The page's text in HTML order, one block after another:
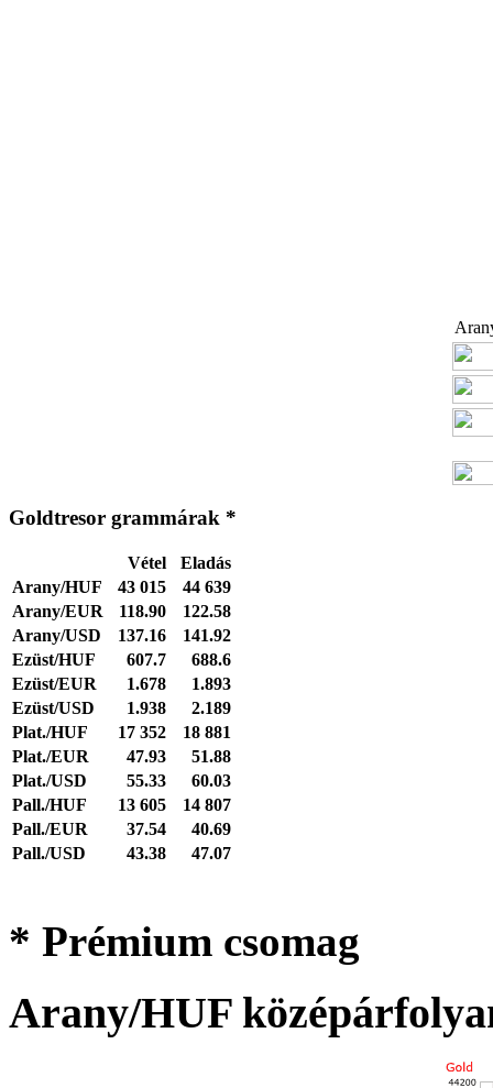
Goldtresor grammárak *
Vétel
Eladás
Arany/HUF
43 015
44 639
Arany/EUR
118.90
122.58
Arany/USD
137.16
141.92
Ezüst/HUF
607.7
688.6
Ezüst/EUR
1.678
1.893
Ezüst/USD
1.938
2.189
Plat./HUF
17 352
18 881
Plat./EUR
47.93
51.88
Plat./USD
55.33
60.03
Pall./HUF
13 605
14 807
Pall./EUR
37.54
40.69
Pall./USD
43.38 47.07
* Prémium csomag
Arany/HUF